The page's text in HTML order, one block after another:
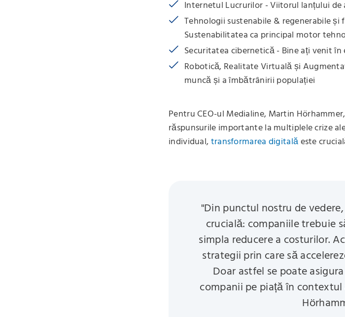
Internetul Lucrurilor - Viitorul lanțului de
Tehnologii sustenabile & regenerabile și
Sustenabilitatea ca principal motor
Securitatea cibernetică - Bine ați venit în
Robotică, Realitate Virtuală și
muncă și a îmbătrânirii populației
Pentru CEO-ul Medialine, Martin
răspunsurile importante la multiplele crize
individual, transformarea digitală este
"Din punctul nostru de
crucială: companiile trebuie
simpla reducere a costurilor.
strategii prin care să
Doar astfel se poate
companii pe piață în